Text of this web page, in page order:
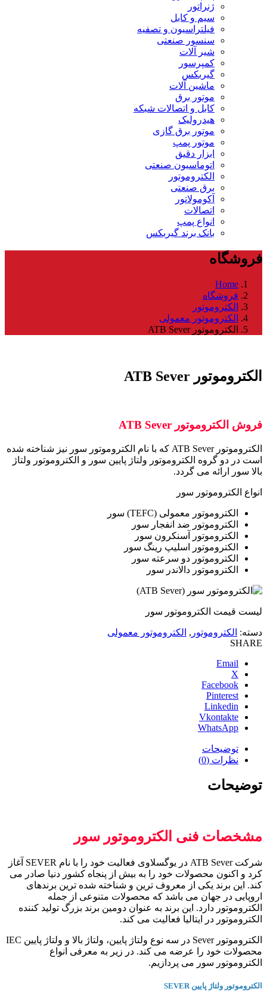
ژنراتور
سیم و کابل
فیلتراسیون و تصفیه
سنسور صنعتی
شیر آلات
کمپرسور
گیربکس
ماشین آلات
موتور برق
کابل و اتصالات شبکه
هیدرولیک
موتور برق گازی
موتور پمپ
ابزار دقیق
اتوماسیون صنعتی
الکتروموتور
برق صنعتی
آکومولاتور
اتصالات
انواع پمپ
بانک برند گیربکس
فروشگاه
Home
فروشگاه
الکتروموتور
الکتروموتور معمولی
الکتروموتور ATB Sever
الکتروموتور ATB Sever
فروش الکتروموتور ATB Sever
الکتروموتور ATB Sever که با نام الکتروموتور سور نیز شناخته شده
است در دو گروه الکتروموتور ولتاژ پایین سور و الکتروموتور ولتاژ
بالا سور
ارائه می گردد.
انواع الکتروموتور سور
الکتروموتور معمولی (TEFC) سور
الکتروموتور ضد انفجار سور
الکتروموتور آسنکرون سور
الکتروموتور اسلیپ رینگ سور
الکتروموتور دو سرعته سور
الکتروموتور دالاندر سور
لیست قیمت الکتروموتور سور
دسته: الکتروموتور , الکتروموتور معمولی
SHARE
Email
X
Facebook
Pinterest
Linkedin
Vkontakte
WhatsApp
توضیحات
نظرات (0)
توضیحات
مشخصات فنی الکتروموتور سور
شرکت ATB Sever در یوگسلاوی فعالیت خود را با نام SEVER آغاز
کرد و اکنون محصولات خود را به بیش از پنجاه کشور دنیا صادر می
کند. این برند یکی از معروف ترین و شناخته شده ترین برندهای
اروپایی در جهان می باشد که محصولات متنوعی از جمله
الکتروموتور دارد. این برند به عنوان دومین برند بزرگ تولید کننده
الکتروموتور در ایتالیا فعالیت می کند.
الکتروموتور Sever در سه نوع ولتاژ پایین، ولتاژ بالا و ولتاژ پایین IEC
محصولات خود را عرضه می کند. در زیر به معرفی انواع
الکتروموتور سور می پردازیم.
الکتروموتور ولتاژ پایین SEVER